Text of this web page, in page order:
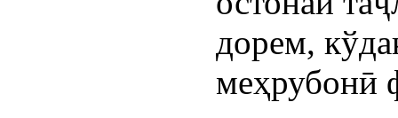
дорем,
меҳрубонӣ